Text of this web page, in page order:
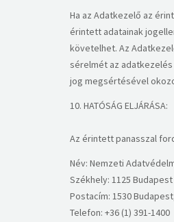
​Ha az Adatkezelő az
érintett adatainak
követelhet. Az
sérelmét az
jog megsértésével
HATÓSÁG ELJÁRÁSA:
Az érintett panasszal
Név: Nemzeti
Székhely: 1125
Postacím: 1530
Telefon: +36 (1) 391-1400